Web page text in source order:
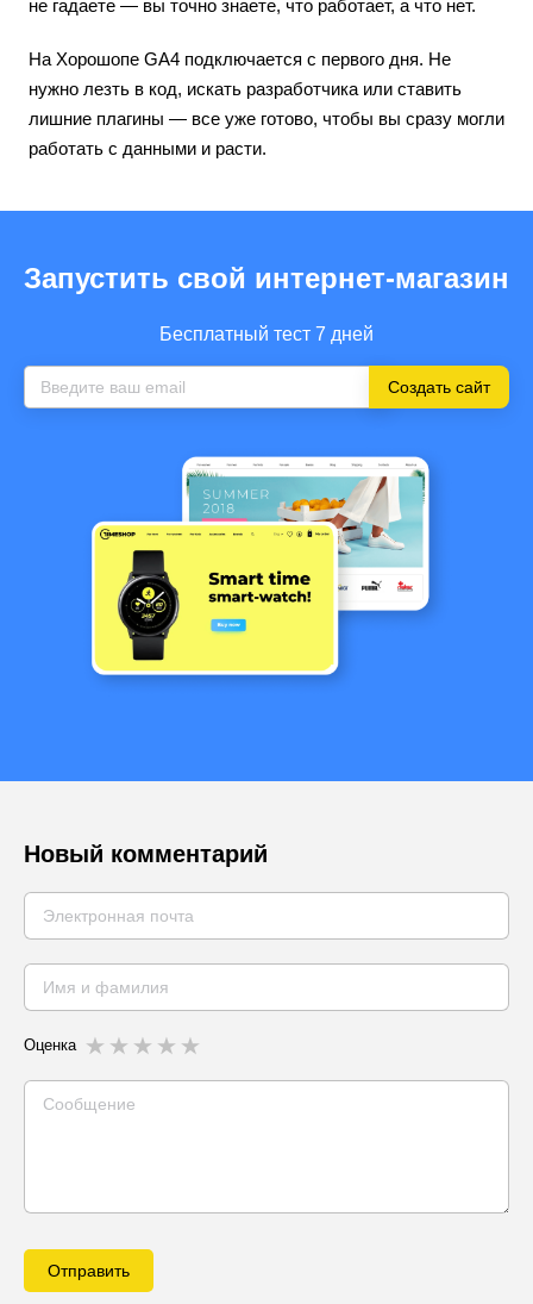
не гадаете — вы точно знаете, что работает, а что нет.
На Хорошопе GA4 подключается с первого дня. Не
нужно лезть в код, искать разработчика или ставить
лишние плагины — все уже готово, чтобы вы сразу могли
работать с данными и расти.
Запустить свой интернет-магазин
Бесплатный тест 7 дней
Создать сайт
Новый комментарий
Оценка
Отправить